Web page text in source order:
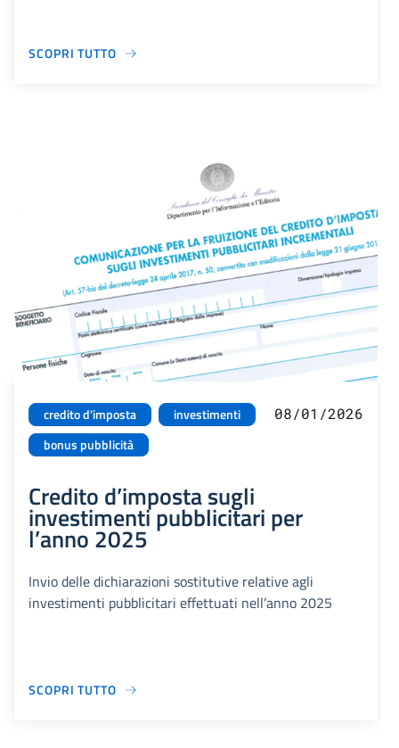
SCOPRI TUTTO
credito d'imposta
investimenti
bonus pubblicità
08/01/2026
Credito d’imposta sugli
investimenti pubblicitari per
l’anno 2025
Invio delle dichiarazioni sostitutive relative agli
investimenti pubblicitari effettuati nell’anno 2025
SCOPRI TUTTO